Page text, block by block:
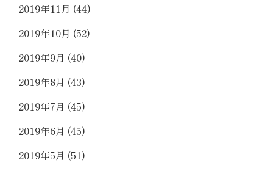
2019年11月 (44)
2019年10月 (52)
2019年9月 (40)
2019年8月 (43)
2019年7月 (45)
2019年6月 (45)
2019年5月 (51)